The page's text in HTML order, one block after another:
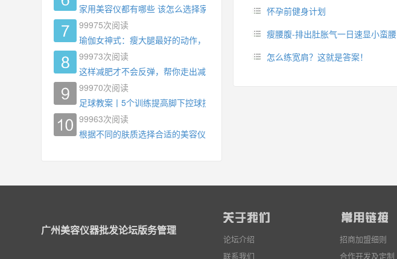
怀孕前健身计划
瘦腰腹-排出肚胀气一日速显小蛮腰
怎么练宽肩？这就是答案！
家用美容仪都有哪些 该怎么选择家用美容仪
99975次阅读
瑜伽女神式：瘦大腿最好的动作，没有之一，为什么你练了没效果？
99973次阅读
这样减肥才不会反弹，帮你走出减肥瓶颈
99970次阅读
足球教案丨5个训练提高脚下控球技术
99963次阅读
根据不同的肤质选择合适的美容仪器
广州美容仪器批发论坛版务管理
论坛介绍
联系我们
招商加盟细则
合作开发及定制